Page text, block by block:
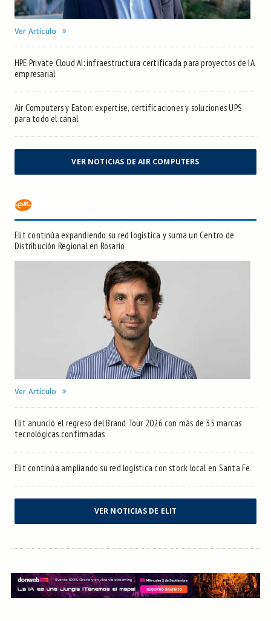
Ver Artículo
HPE Private Cloud AI: infraestructura certificada para proyectos de IA
empresarial
Air Computers y Eaton: expertise, certificaciones y soluciones UPS
para todo el canal
VER NOTICIAS DE AIR COMPUTERS
Elit continúa expandiendo su red logística y suma un Centro de
Distribución Regional en Rosario
Ver Artículo
Elit anunció el regreso del Brand Tour 2026 con más de 35 marcas
tecnológicas confirmadas
Elit continúa ampliando su red logística con stock local en Santa Fe
VER NOTICIAS DE ELIT